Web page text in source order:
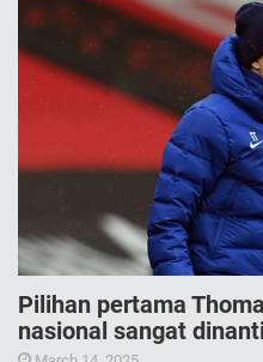
Pilihan pertama
nasional sangat